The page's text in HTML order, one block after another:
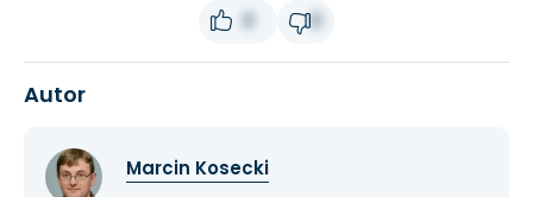
Autor
Marcin Kosecki